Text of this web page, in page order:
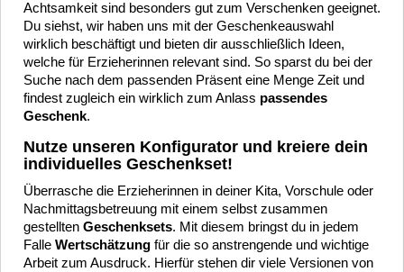
Achtsamkeit sind besonders gut zum Verschenken geeignet.
Du siehst, wir haben uns mit der Geschenkeauswahl
wirklich beschäftigt und bieten dir ausschließlich Ideen,
welche für Erzieherinnen relevant sind. So sparst du bei der
Suche nach dem passenden Präsent eine Menge Zeit und
findest zugleich ein wirklich zum Anlass passendes
Geschenk.
Nutze unseren Konfigurator und kreiere dein
individuelles Geschenkset!
Überrasche die Erzieherinnen in deiner Kita, Vorschule oder
Nachmittagsbetreuung mit einem selbst zusammen
gestellten Geschenksets. Mit diesem bringst du in jedem
Falle Wertschätzung für die so anstrengende und wichtige
Arbeit zum Ausdruck. Hierfür stehen dir viele Versionen von